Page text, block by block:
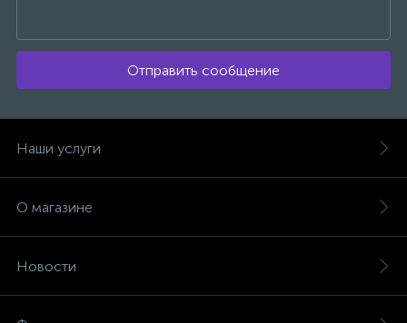
Отправить сообщение
Наши услуги
О магазине
Новости